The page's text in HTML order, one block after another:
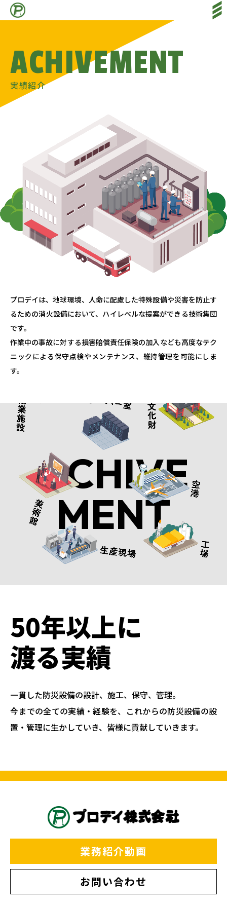
SERVICE サービス
ACHIVEMENT
COMPANY PROFILE
SALES DIVISION 特販部
NEWS 新着情報
RECRUIT 採用情報
CONTACT お問い合わせ
PRODUCT INQUIRY
商品にについてのお問い合わせ
充実・改善と思考を心せよ。
業務紹介動画
はこちら
東京都北区赤羽2-25-1 赤羽MAPビル
ACHIVEMENT
実績紹介
プロデイは、地球環境、人命に配慮した特殊設備や災害を防止す
るための消火設備において、 ハイレベルな提案ができる技術集団
です。
作業中の事故に対する損害賠償責任保険の加入なども高度なテク
ニックによる保守点検やメンテナンス、維持管理を可能にしま
す。
ACHIVE
MENT
50年以上に
渡る実績
一貫した防災設備の設計、施工、保守、管理。
今までの全ての実績・経験を、これからの防災設備の設
置・管理に生かしていき、皆様に貢献していきます。
業務紹介動画
お問い合わせ